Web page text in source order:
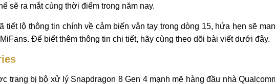
sẽ ra mắt cùng thời điểm trong năm nay.
tiết lộ thông tin chính về cảm biến vân tay trong dòng 15, hứa hẹn sẽ
Để biết thêm thông tin chi tiết, hãy cùng theo dõi bài viết dưới đây.
trang bị bộ xử lý Snapdragon 8 Gen 4 mạnh mẽ hàng đầu nhà